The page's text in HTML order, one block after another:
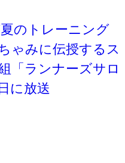
のトレーニング
ゃみに伝授するス
「ランナーズサロ
に放送